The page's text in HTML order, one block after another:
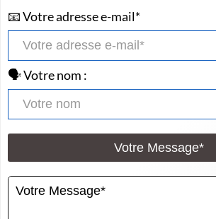
📧 Votre adresse e-mail*
🗣️ Votre nom :
Votre Message*